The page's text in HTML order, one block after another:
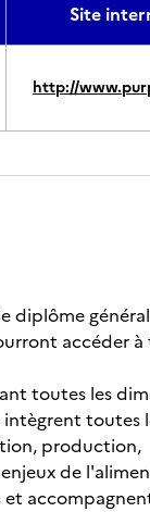
Site
http://
diplôme
accéder à
toutes les
toutes
production,
de